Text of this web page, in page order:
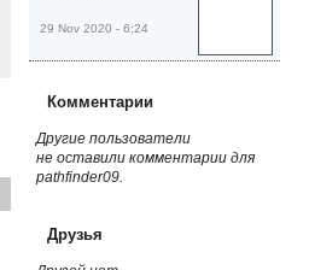
29 Nov 2020 - 6:24
Комментарии
Другие пользователи
не оставили комментарии для
pathfinder09.
Друзья